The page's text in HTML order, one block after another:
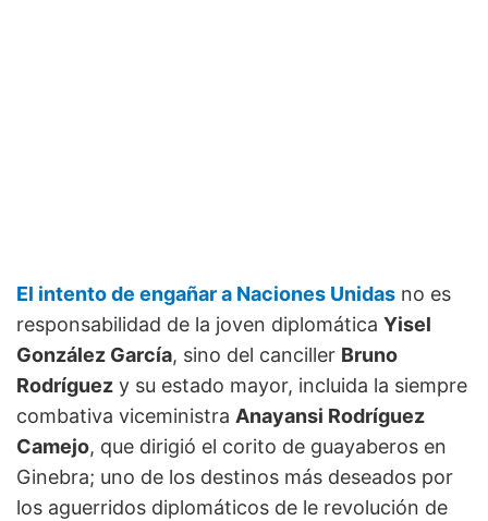
El intento de engañar a Naciones Unidas no es
responsabilidad de la joven diplomática Yisel
González García, sino del canciller Bruno
Rodríguez y su estado mayor, incluida la siempre
combativa viceministra Anayansi Rodríguez
Camejo, que dirigió el corito de guayaberos en
Ginebra; uno de los destinos más deseados por
los aguerridos diplomáticos de le revolución de